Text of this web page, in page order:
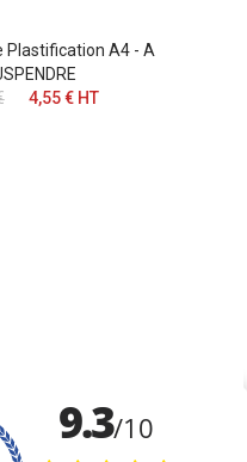
Plastification A4 - A
4,55 € HT